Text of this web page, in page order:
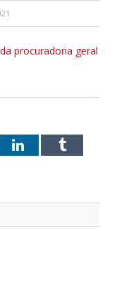
procuradoria geral
LinkedInTumblr